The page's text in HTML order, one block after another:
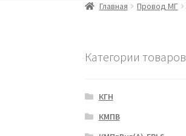
Главная Провод МГ
Категории товаров
КГН
КМПВ